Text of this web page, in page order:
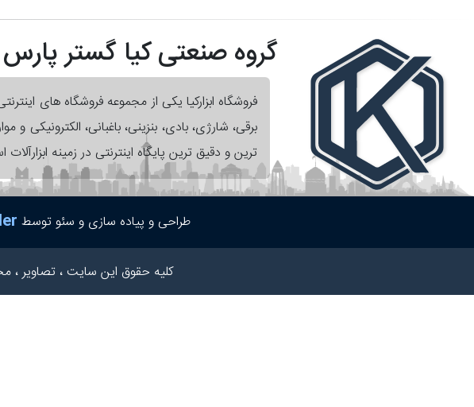
گروه صنعتی کیا گستر پارس
فروشگاه ابزارکیا یکی از مجموعه فروشگاه های
برقی، شارژی، بادی، بنزینی، باغبانی،
ترین و دقیق ترین پایگاه اینترنتی در زمینه
طراحی و پیاده سازی و سئو توسط
کلیه حقوق این سایت ، تصاویر